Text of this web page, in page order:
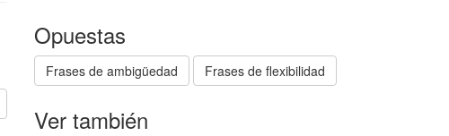
Opuestas
Frases de ambigüedad Frases de flexibilidad
Ver también